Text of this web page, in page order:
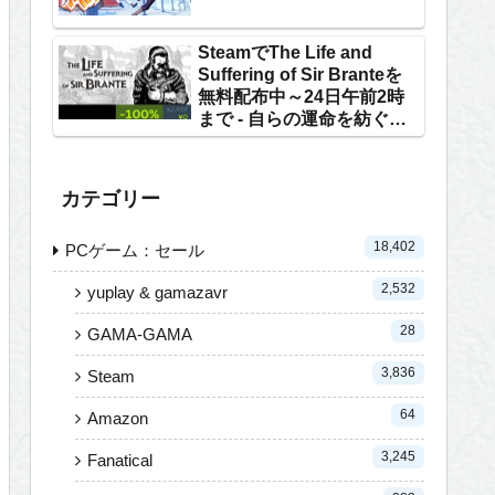
SteamでThe Life and
Suffering of Sir Branteを
無料配布中～24日午前2時
まで - 自らの運命を紡ぐテ
キストRPG
カテゴリー
PCゲーム：セール 18,402
yuplay & gamazavr 2,532
GAMA-GAMA 28
Steam 3,836
Amazon 64
Fanatical 3,245